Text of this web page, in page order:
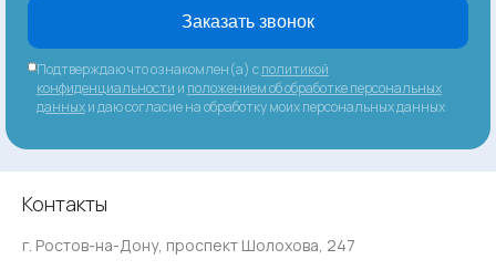
Заказать звонок
Подтверждаю что ознакомлен(а) сполитикой
конфиденциальности и положением об обработке персональных
данныхи даю согласие на обработку моих персональных данных
Контакты
г. Ростов-на-Дону, проспект Шолохова, 247